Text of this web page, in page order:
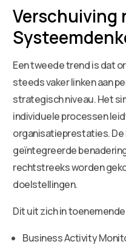
Verschuiving
Een tweede trend is dat
steeds vaker linken aan
strategisch niveau. Het
individuele processen
organisatieprestaties. De
geïntegreerde
rechtstreeks worden
doelstellingen.
Dit uit zich in
Business Activity